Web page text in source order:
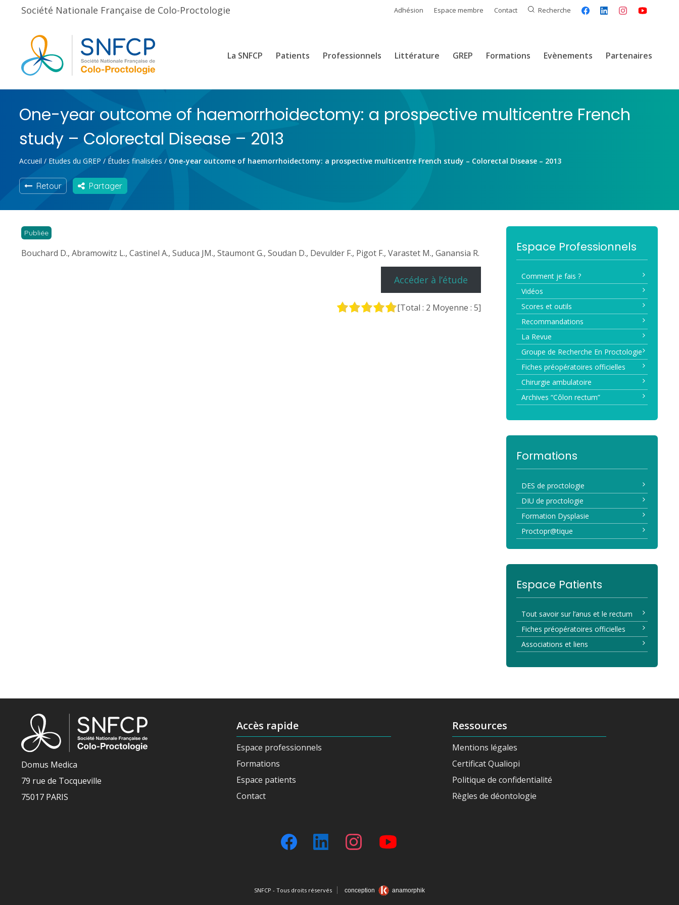
Société Nationale Française de Colo-Proctologie Adhésion Espace membre Contact Recherche
La SNFCP Patients Professionnels Littérature GREP Formations Evènements Partenaires
One-year outcome of haemorrhoidectomy: a prospective multicentre French
study – Colorectal Disease – 2013
Accueil / Etudes du GREP / Études finalisées / One-year outcome of haemorrhoidectomy: a prospective multicentre French study – Colorectal Disease – 2013
Retour Partager
Publiée
Bouchard D., Abramowitz L., Castinel A., Suduca JM., Staumont G., Soudan D., Devulder F., Pigot F., Varastet M., Ganansia R.
Accéder à l’étude
[Total : 2 Moyenne :5]
Espace Professionnels
Comment je fais ?
Vidéos
Scores et outils
Recommandations
La Revue
Groupe de Recherche En Proctologie
Fiches préopératoires officielles
Chirurgie ambulatoire
Archives “Côlon rectum”
Formations
DES de proctologie
DIU de proctologie
Formation Dysplasie
Proctopr@tique
Espace Patients
Tout savoir sur l’anus et le rectum
Fiches préopératoires officielles
Associations et liens
Domus Medica
79 rue de Tocqueville
75017 PARIS
Accès rapide
Espace professionnels
Formations
Espace patients
Contact
Ressources
Mentions légales
Certificat Qualiopi
Politique de confidentialité
Règles de déontologie
SNFCP - Tous droits réservés